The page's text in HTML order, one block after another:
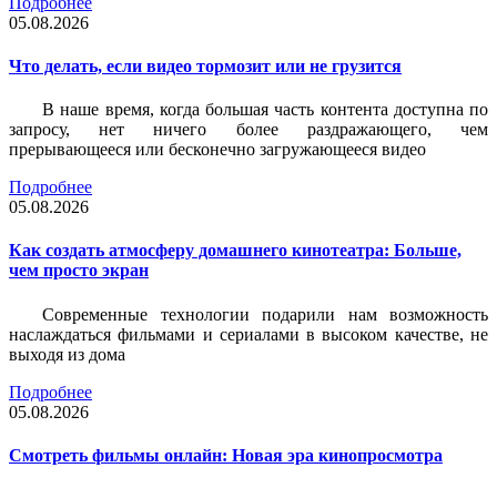
05.08.2026
Что делать, если видео тормозит или не грузится
В наше время, когда большая часть контента доступна по
запросу, нет ничего более раздражающего, чем
прерывающееся или бесконечно загружающееся видео
Подробнее
05.08.2026
Как создать атмосферу домашнего кинотеатра: Больше,
чем просто экран
Современные технологии подарили нам возможность
наслаждаться фильмами и сериалами в высоком качестве, не
выходя из дома
Подробнее
05.08.2026
Смотреть фильмы онлайн: Новая эра кинопросмотра